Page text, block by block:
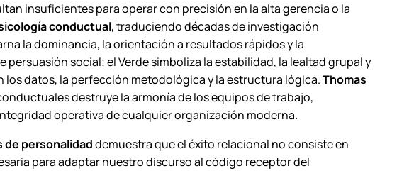
insuficientes para operar con precisión en la alta gerencia o la
conductual, traduciendo décadas de investigación
la dominancia, la orientación a resultados rápidos y la
social; el Verde simboliza la estabilidad, la lealtad grupal y
datos, la perfección metodológica y la estructura lógica.Thomas
destruye la armonía de los equipos de trabajo,
operativa de cualquier organización moderna.
de personalidaddemuestra que el éxito relacional no consiste en
para adaptar nuestro discurso al código receptor del